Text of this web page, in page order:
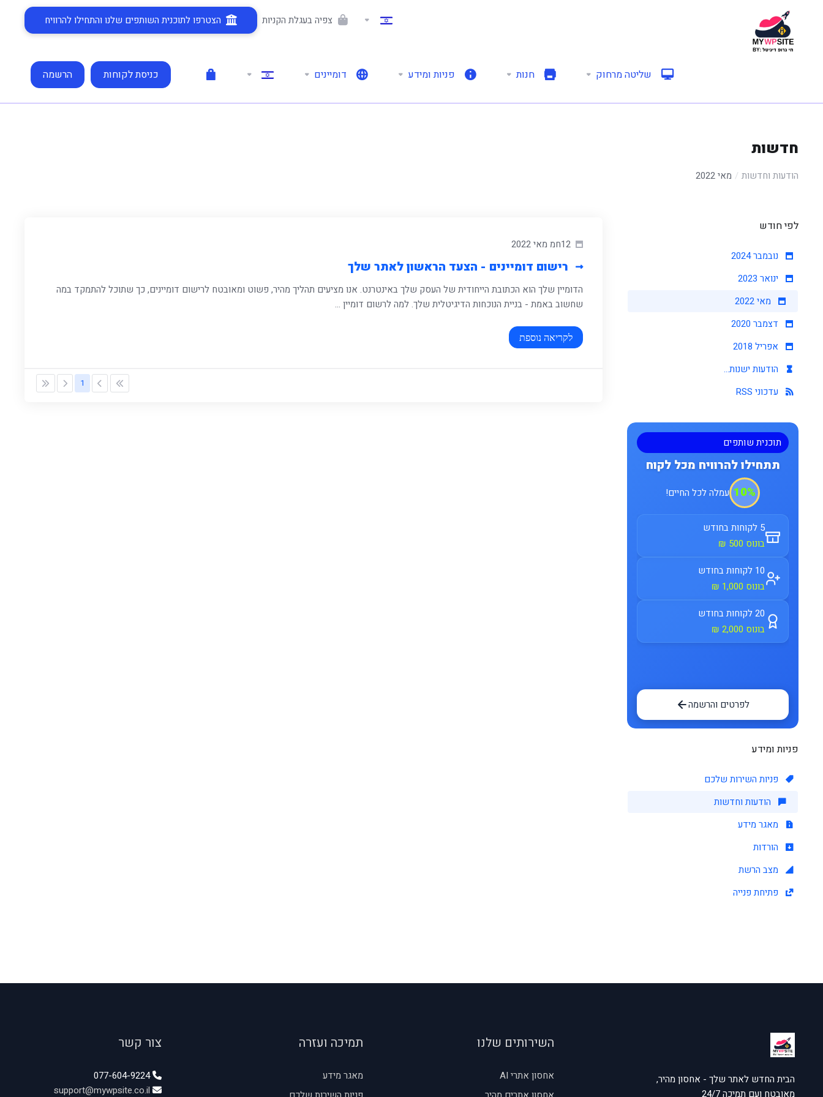
צפיה בעגלת הקניות הצטרפו לתוכנית השותפים שלנו והתחילו להרוויח
שליטה מרחוק חנות פניות ומידע דומיינים כניסת לקוחות הרשמה
חדשות
הודעות וחדשות מאי 2022
לפי חודש
נובמבר 2024
ינואר 2023
מאי 2022
דצמבר 2020
אפריל 2018
הודעות ישנות...
עדכוני RSS
תוכנית שותפים
תתחילו להרוויח מכל לקוח
10% עמלה לכל החיים!
5 לקוחות בחודש
בונוס 500 ₪
10 לקוחות בחודש
בונוס 1,000 ₪
20 לקוחות בחודש
בונוס 2,000 ₪
לפרטים והרשמה
פניות ומידע
פניות השירות שלכם
הודעות וחדשות
מאגר מידע
הורדות
מצב הרשת
פתיחת פנייה
12חמ מאי 2022
רישום דומיינים - הצעד הראשון לאתר שלך
הדומיין שלך הוא הכתובת הייחודית של העסק שלך באינטרנט. אנו מציעים תהליך מהיר, פשוט ומאובטח לרישום דומיינים, כך שתוכל להתמקד במה
שחשוב באמת - בניית הנוכחות הדיגיטלית שלך. למה לרשום דומיין ...
לקריאה נוספת
1
הבית החדש לאתר שלך - אחסון מהיר,
מאובטח ועם תמיכה 24/7
השירותים שלנו
אחסון אתרי AI
תמיכה ועזרה
מאגר מידע
צור קשר
077-604-9224
support@mywpsite.co.il